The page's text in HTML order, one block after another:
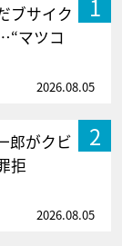
1
ブサイク
マツコ
2026.08.05
2
郎がクビ
拒
2026.08.05